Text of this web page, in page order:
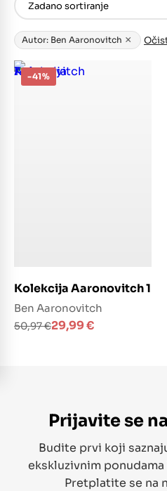
Autor: Ben Aaronovitch ×
-41%
Kolekcija Aaronovitch 1
Ben Aaronovitch
50,97€
Izvorna29,99€
Trenutna
Prijavite se
Budite prvi koji
ekskluzivnim
Pretplatite se na